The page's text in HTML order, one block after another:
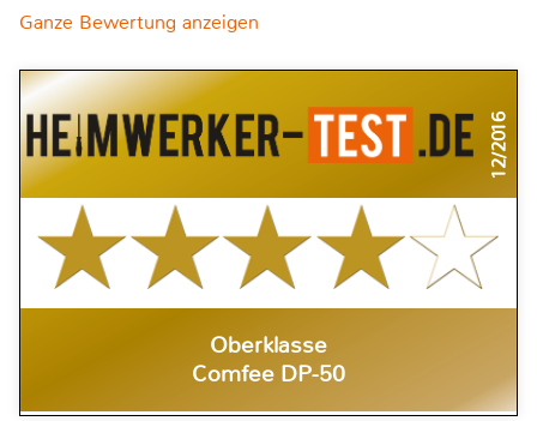
Ganze Bewertung anzeigen
12/2016
Oberklasse
Comfee DP-50